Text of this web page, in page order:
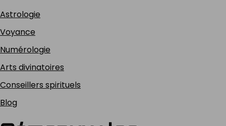
Astrologie
Voyance
Numérologie
Arts divinatoires
Conseillers spirituels
Blog